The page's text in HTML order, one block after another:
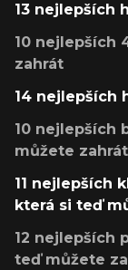
13 nejlepších
10 nejlepších
zahrát
14 nejlepších
10 nejlepších
můžete zahrát
11 nejlepších
která si teď
12 nejlepších
teď můžete